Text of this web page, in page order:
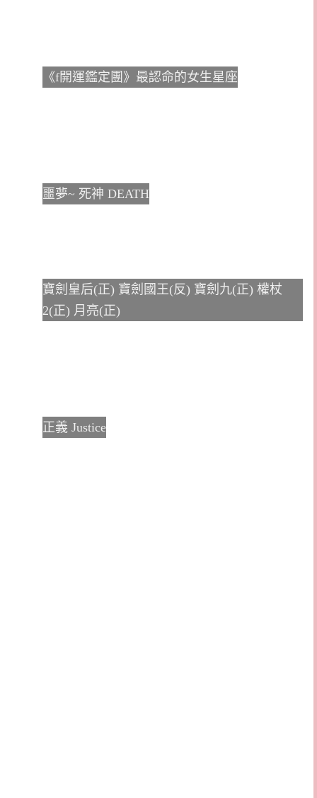
《f開運鑑定團》最認命的女生星座
噩夢~ 死神 DEATH
寶劍皇后(正) 寶劍國王(反) 寶劍九(正) 權杖
2(正) 月亮(正)
正義 Justice